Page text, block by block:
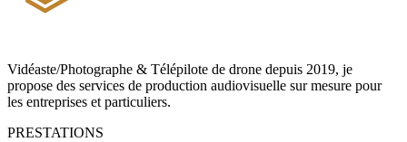
Vidéaste/Photographe & Télépilote de drone depuis 2019, je
propose des services de production audiovisuelle sur mesure pour
les entreprises et particuliers.
PRESTATIONS